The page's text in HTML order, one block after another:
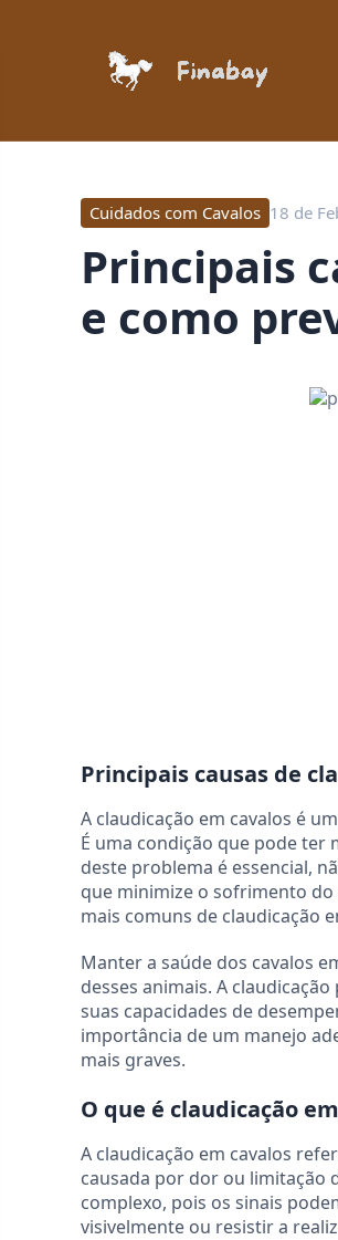
Cuidados com Cavalos 18 de
principais causas de claudicação em cavalos
e como
Principais causas de
A claudicação em cavalos é
É uma condição que pode ter
deste problema é essencial,
que minimize o sofrimento do
mais comuns de claudicação
Manter a saúde dos cavalos
desses animais. A
suas capacidades de
importância de um manejo
mais graves.
O que é claudicação
A claudicação em cavalos
causada por dor ou limitação
complexo, pois os sinais
visivelmente ou resistir a